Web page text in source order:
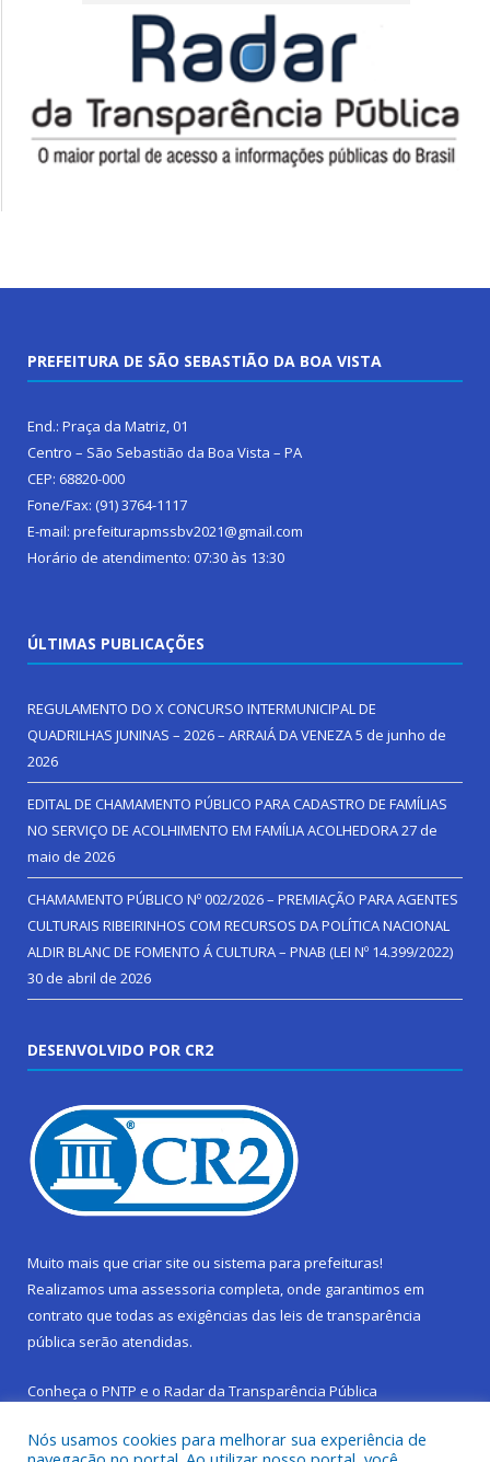
PREFEITURA DE SÃO SEBASTIÃO DA BOA VISTA
End.: Praça da Matriz, 01
Centro – São Sebastião da Boa Vista – PA
CEP: 68820-000
Fone/Fax: (91) 3764-1117
E-mail: prefeiturapmssbv2021@gmail.com
Horário de atendimento: 07:30 às 13:30
ÚLTIMAS PUBLICAÇÕES
REGULAMENTO DO X CONCURSO INTERMUNICIPAL DE
QUADRILHAS JUNINAS – 2026 – ARRAIÁ DA VENEZA5 de junho de
2026
EDITAL DE CHAMAMENTO PÚBLICO PARA CADASTRO DE FAMÍLIAS
NO SERVIÇO DE ACOLHIMENTO EM FAMÍLIA ACOLHEDORA27 de
maio de 2026
CHAMAMENTO PÚBLICO Nº 002/2026 – PREMIAÇÃO PARA AGENTES
CULTURAIS RIBEIRINHOS COM RECURSOS DA POLÍTICA NACIONAL
ALDIR BLANC DE FOMENTO Á CULTURA – PNAB (LEI Nº 14.399/2022)
30 de abril de 2026
DESENVOLVIDO POR CR2
Muito mais que criar site ou sistema para prefeituras!
Realizamos uma assessoria completa, onde garantimos em
contrato que todas as exigências das leis de transparência
pública serão atendidas.
Conheça o PNTP e o Radar da Transparência Pública
Nós usamos cookies para melhorar sua experiência de